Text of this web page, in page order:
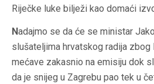
Riječke luke bilježi kao domaći
Nadajmo se da će se ministar
slušateljima hrvatskog radija zbog
mećave zakasnio na emisiju dok
da je snijeg u Zagrebu pao tek u